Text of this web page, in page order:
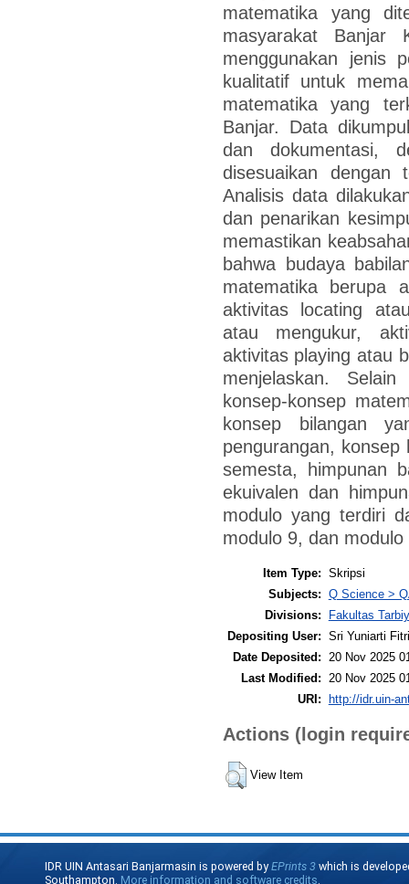
matematika yang
masyarakat Banjar
menggunakan jenis
kualitatif untuk
matematika yang
Banjar. Data
dan dokumentasi,
disesuaikan dengan
Analisis data
dan penarikan
memastikan
bahwa budaya
matematika berupa
aktivitas locating
atau mengukur,
aktivitas playing atau
menjelaskan.
konsep-konsep
konsep bilangan
pengurangan,
semesta, himpunan
ekuivalen dan
modulo yang terdiri
modulo 9, dan modulo
Item Type: Skripsi
Subjects: Q Science >
Divisions:
Fakultas
Depositing User: Sri Yuniarti
Date Deposited:
20 Nov 2025
Last Modified:
20 Nov 2025
URI: http://idr.uin-
Actions (login
View Item
IDR UIN Antasari Banjarmasin is powered byEPrints 3 which is
Southampton. More information and software credits.